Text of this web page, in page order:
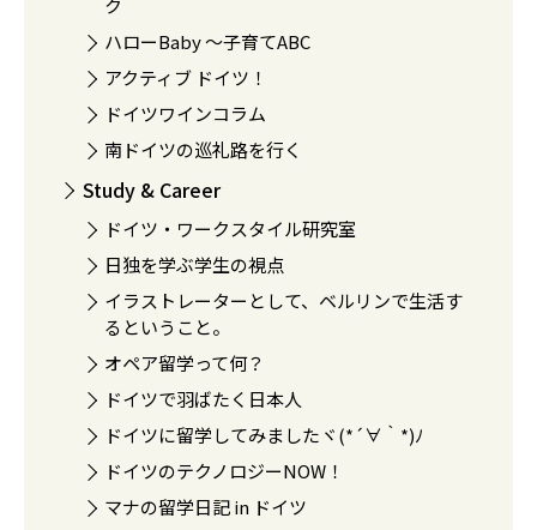
ハローBaby 〜子育てABC
アクティブ ドイツ！
ドイツワインコラム
南ドイツの巡礼路を行く
Study & Career
ドイツ・ワークスタイル研究室
日独を学ぶ学生の視点
イラストレーターとして、ベルリンで生活す
るということ。
オペア留学って何？
ドイツで羽ばたく日本人
ドイツに留学してみましたヾ(*´∀｀*)ﾉ
ドイツのテクノロジーNOW！
マナの留学日記 in ドイツ